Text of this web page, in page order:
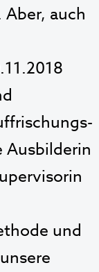
auch
Ausbilderin
und